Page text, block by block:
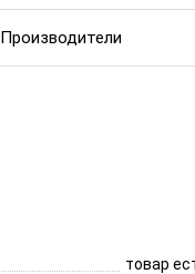
Производители
товар